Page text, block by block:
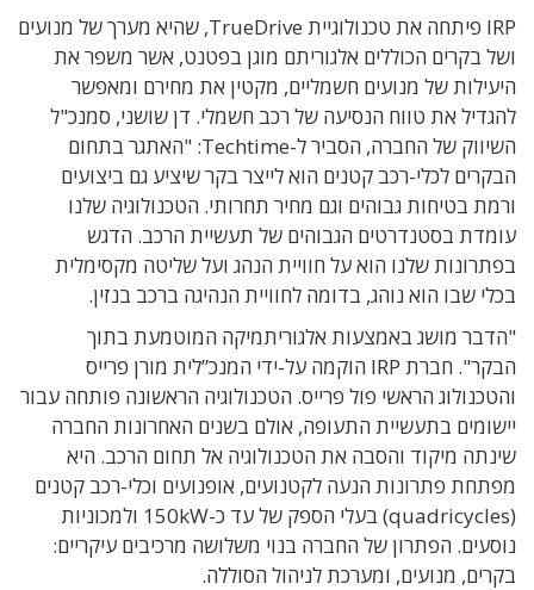
IRP פיתחה את טכנולוגיית TrueDrive, שהיא מערך של מנועים
ושל בקרים הכוללים אלגוריתם מוגן בפטנט, אשר משפר את
היעילות של מנועים חשמליים, מקטין את מחירם ומאפשר
להגדיל את טווח הנסיעה של רכב חשמלי. דן שושני, סמנכ"ל
השיווק של החברה, הסביר ל-Techtime: "האתגר בתחום
הבקרים לכלי-רכב קטנים הוא לייצר בקר שיציע גם ביצועים
ורמת בטיחות גבוהים וגם מחיר תחרותי. הטכנולוגיה שלנו
עומדת בסטנדרטים הגבוהים של תעשיית הרכב. הדגש
בפתרונות שלנו הוא על חוויית הנהג ועל שליטה מקסימלית
בכלי שבו הוא נוהג, בדומה לחוויית הנהיגה ברכב בנזין.
"הדבר מושג באמצעות אלגוריתמיקה המוטמעת בתוך
הבקר". חברת IRP הוקמה על-ידי המנכ”לית מורן פרייס
והטכנולוג הראשי פול פרייס. הטכנולוגיה הראשונה פותחה עבור
יישומים בתעשיית התעופה, אולם בשנים האחרונות החברה
שינתה מיקוד והסבה את הטכנולוגיה אל תחום הרכב. היא
מפתחת פתרונות הנעה לקטנועים, אופנועים וכלי-רכב קטנים
(quadricycles) בעלי הספק של עד כ-150kW ולמכוניות
נוסעים. הפתרון של החברה בנוי משלושה מרכיבים עיקריים:
בקרים, מנועים, ומערכת לניהול הסוללה.